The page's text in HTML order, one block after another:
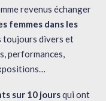
revenus échanger
femmes dans les
toujours divers et
performances,
sur 10 joursqui ont